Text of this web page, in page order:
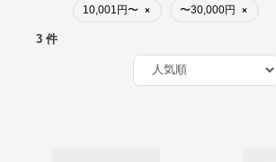
10,001円〜 × 〜30,000円 ×
3 件